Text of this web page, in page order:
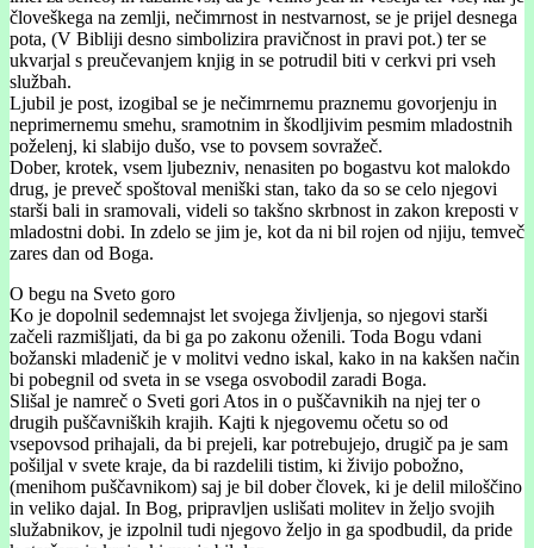
človeškega na zemlji, nečimrnost in nestvarnost, se je prijel desnega
pota, (V Bibliji desno simbolizira pravičnost in pravi pot.) ter se
ukvarjal s preučevanjem knjig in se potrudil biti v cerkvi pri vseh
službah.
Ljubil je post, izogibal se je nečimrnemu praznemu govorjenju in
neprimernemu smehu, sramotnim in škodljivim pesmim mladostnih
poželenj, ki slabijo dušo, vse to povsem sovražeč.
Dober, krotek, vsem ljubezniv, nenasiten po bogastvu kot malokdo
drug, je preveč spoštoval meniški stan, tako da so se celo njegovi
starši bali in sramovali, videli so takšno skrbnost in zakon kreposti v
mladostni dobi. In zdelo se jim je, kot da ni bil rojen od njiju, temveč
zares dan od Boga.
O begu na Sveto goro
Ko je dopolnil sedemnajst let svojega življenja, so njegovi starši
začeli razmišljati, da bi ga po zakonu oženili. Toda Bogu vdani
božanski mladenič je v molitvi vedno iskal, kako in na kakšen način
bi pobegnil od sveta in se vsega osvobodil zaradi Boga.
Slišal je namreč o Sveti gori Atos in o puščavnikih na njej ter o
drugih puščavniških krajih. Kajti k njegovemu očetu so od
vsepovsod prihajali, da bi prejeli, kar potrebujejo, drugič pa je sam
pošiljal v svete kraje, da bi razdelili tistim, ki živijo pobožno,
(menihom puščavnikom) saj je bil dober človek, ki je delil miloščino
in veliko dajal. In Bog, pripravljen uslišati molitev in željo svojih
služabnikov, je izpolnil tudi njegovo željo in ga spodbudil, da pride